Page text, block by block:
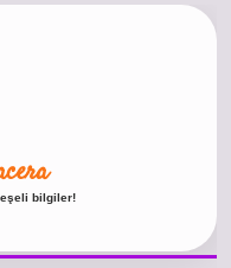
bilgiler!